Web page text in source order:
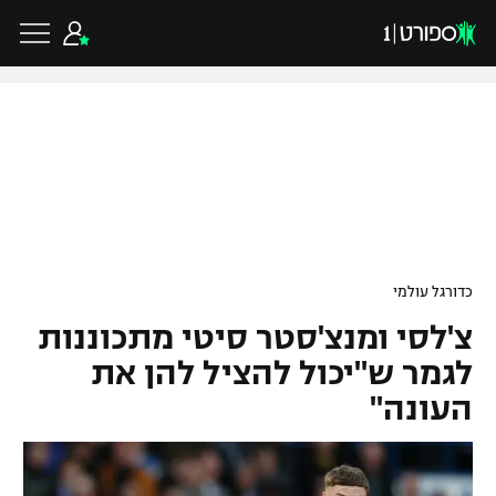
גביע הטוטו
ליגיונרים
גביע המדינה
ליגת האלופות
ליגה אירופית
ליגה אנגלית
כדורסל ישראלי
ליגת ווינר סל
ליגה לאומית
כדורסל עולמי
NBA
כדורגל עולמי
צ'לסי ומנצ'סטר סיטי מתכוננות
לגמר ש"יכול להציל להן את
העונה"